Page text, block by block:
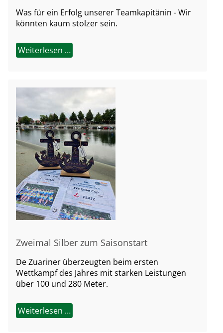
Was für ein Erfolg unserer Teamkapitänin - Wir
könnten kaum stolzer sein.
Weiterlesen …
Zweimal Silber zum Saisonstart
De Zuariner überzeugten beim ersten
Wettkampf des Jahres mit starken Leistungen
über 100 und 280 Meter.
Weiterlesen …